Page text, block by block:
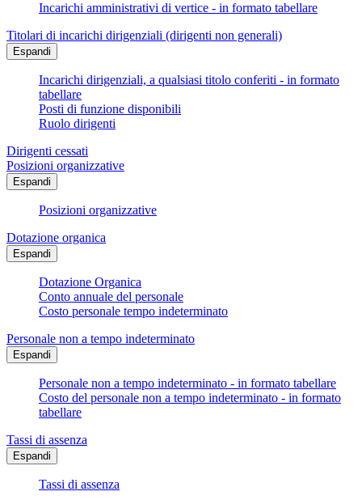
Incarichi amministrativi di vertice - in formato tabellare
Titolari di incarichi dirigenziali (dirigenti non generali)
Espandi
Incarichi dirigenziali, a qualsiasi titolo conferiti - in formato
tabellare
Posti di funzione disponibili
Ruolo dirigenti
Dirigenti cessati
Posizioni organizzative
Espandi
Posizioni organizzative
Dotazione organica
Espandi
Dotazione Organica
Conto annuale del personale
Costo personale tempo indeterminato
Personale non a tempo indeterminato
Espandi
Personale non a tempo indeterminato - in formato tabellare
Costo del personale non a tempo indeterminato - in formato
tabellare
Tassi di assenza
Espandi
Tassi di assenza